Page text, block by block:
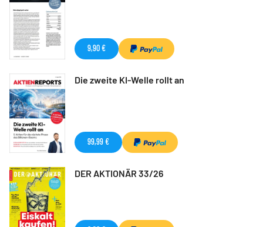
9,90 €
Die zweite KI-Welle rollt an
99,99 €
DER AKTIONÄR 33/26